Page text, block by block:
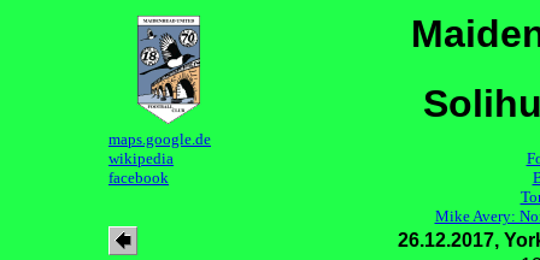
maps.google.de
wikipedia
facebook
Mike Avery:
26.12.2017,